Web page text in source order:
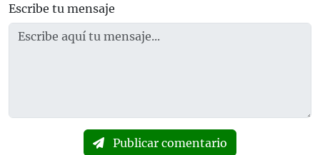
Escribe tu mensaje
Publicar comentario